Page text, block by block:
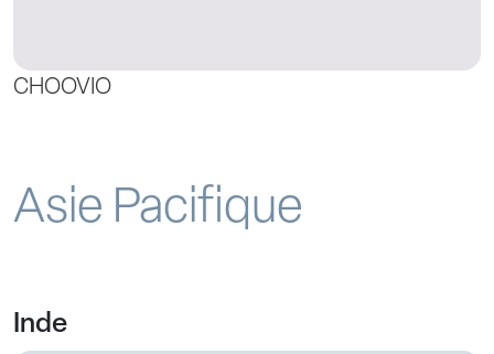
CHOOVIO
Asie Pacifique
Inde